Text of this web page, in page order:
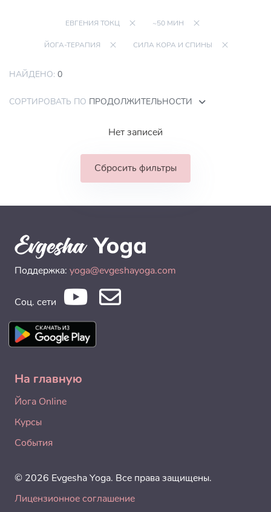
ЕВГЕНИЯ ТОКЦ ~50 МИН
ЙОГА-ТЕРАПИЯ СИЛА КОРА И СПИНЫ
НАЙДЕНО: 0
СОРТИРОВАТЬ ПО ПРОДОЛЖИТЕЛЬНОСТИ
Нет записей
Сбросить фильтры
Поддержка: yoga@evgeshayoga.com
Соц. сети
На главную
Йога Online
Курсы
События
© 2026 Evgesha Yoga. Все права защищены.
Лицензионное соглашение